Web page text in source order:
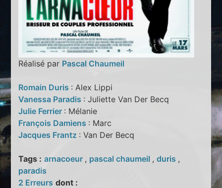
Réalisé par Pascal Chaumeil
Romain Duris : Alex Lippi
Vanessa Paradis : Juliette Van Der Becq
Julie Ferrier : Mélanie
François Damiens : Marc
Jacques Frantz : Van Der Becq
Tags : arnacoeur , pascal chaumeil ,duris ,
paradis
2 Erreurs dont :